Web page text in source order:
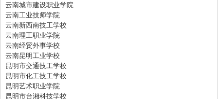
云南城市建设职业学院
云南工业技师学院
云南新西南技工学校
云南理工职业学院
云南经贸外事学校
云南昆明工业学校
昆明市交通技工学校
昆明市化工技工学校
昆明艺术职业学院
昆明市台湘科技学校